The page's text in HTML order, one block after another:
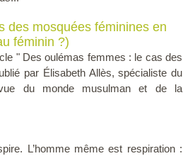
des mosquées féminines en
féminin ?)
" Des oulémas femmes : le cas des
par Élisabeth Allès, spécialiste du
du monde musulman et de la
L’homme même est respiration :